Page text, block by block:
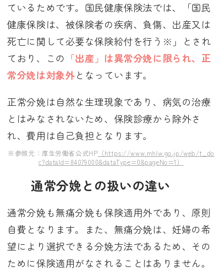
ているためです。国民健康保険法では、「国民
健康保険は、被保険者の疾病、負傷、出産又は
死亡に関して必要な保険給付を行う※」とされ
ており、この 「出産」は異常分娩に限られ、正
常分娩は対象外となっています。
正常分娩は自然な生理現象であり、病気の治療
とはみなされないため、保険診療から除外さ
れ、費用は自己負担となります。
※参照元：厚生労働省公式HP （https://www.mhlw.go.jp/web/t_do
c?dataId=84079000&dataType=0&pageNo=1）
通常分娩との扱いの違い
通常分娩も無痛分娩も保険適用外であり、原則
自費となります。また、無痛分娩は、妊婦の希
望により選択できる分娩方法であるため、その
ために保険適用がなされることはありません。